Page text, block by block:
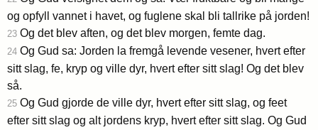
og opfyll vannet i havet, og fuglene skal bli tallrike på jorden!
23 Og det blev aften, og det blev morgen, femte dag.
24 Og Gud sa: Jorden la fremgå levende vesener, hvert efter
sitt slag, fe, kryp og ville dyr, hvert efter sitt slag! Og det blev
så.
25 Og Gud gjorde de ville dyr, hvert efter sitt slag, og feet
efter sitt slag og alt jordens kryp, hvert efter sitt slag. Og Gud